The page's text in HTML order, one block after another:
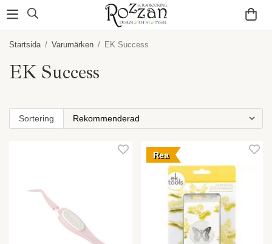
Startsida / Varumärken / EK Success
EK Success
Sortering
Rea